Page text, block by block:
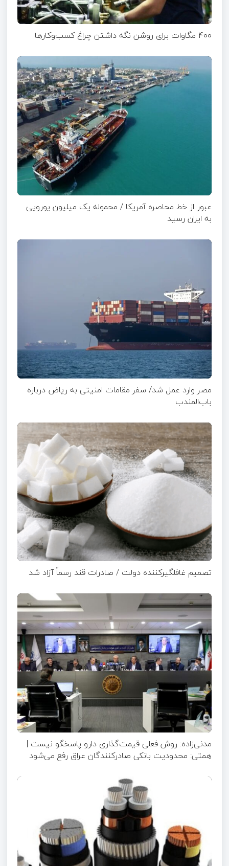
۴۰۰ مگاوات برای روشن نگه داشتن چراغ کسب‌وکار‌ها
عبور از خط محاصره آمریکا / محموله یک میلیون یورویی
به ایران رسید
مصر وارد عمل شد/ سفر مقامات امنیتی به ریاض درباره
باب‌المندب
تصمیم غافلگیرکننده دولت / صادرات قند رسماً آزاد شد
مدنی‌زاده: روش فعلی قیمت‌گذاری دارو پاسخگو نیست |
همتی: محدودیت بانکی صادرکنندگان عراق رفع می‌شود